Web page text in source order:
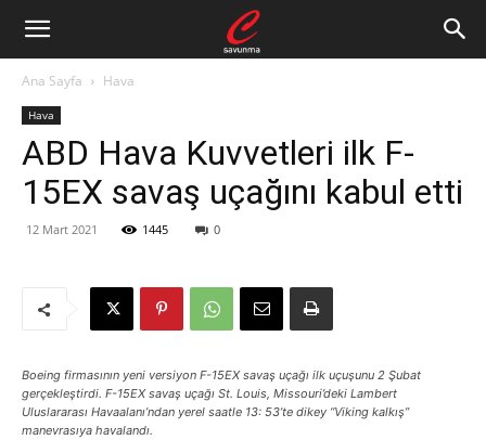
Ana Sayfa Hava
Hava
ABD Hava Kuvvetleri ilk F-
15EX savaş uçağını kabul etti
12 Mart 2021 1445 0
Boeing firmasının yeni versiyon F-15EX savaş uçağı ilk uçuşunu 2 Şubat
gerçekleştirdi. F-15EX savaş uçağı St. Louis, Missouri’deki Lambert
Uluslararası Havaalanı’ndan yerel saatle 13: 53’te dikey “Viking kalkış”
manevrasıya havalandı.